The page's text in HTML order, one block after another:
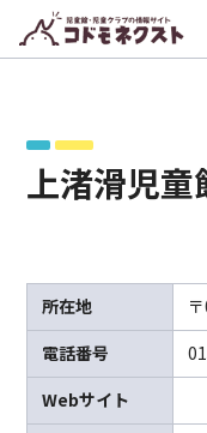
上渚滑児童
所在地
電話番号
Webサイト